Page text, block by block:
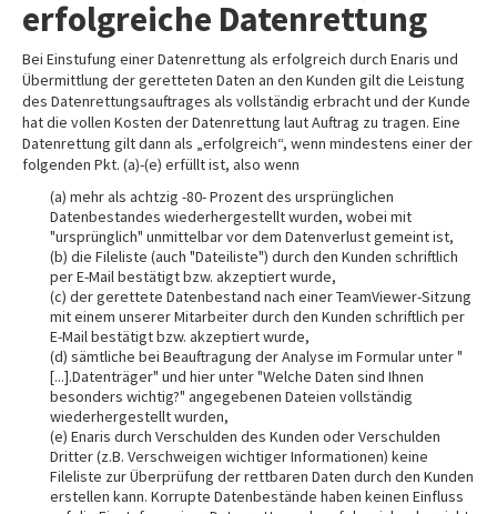
erfolgreiche Datenrettung
Bei Einstufung einer Datenrettung als erfolgreich durch Enaris und
Übermittlung der geretteten Daten an den Kunden gilt die Leistung
des Datenrettungsauftrages als vollständig erbracht und der Kunde
hat die vollen Kosten der Datenrettung laut Auftrag zu tragen. Eine
Datenrettung gilt dann als „erfolgreich“, wenn mindestens einer der
folgenden Pkt. (a)-(e) erfüllt ist, also wenn
(a) mehr als achtzig -80- Prozent des ursprünglichen
Datenbestandes wiederhergestellt wurden, wobei mit
"ursprünglich" unmittelbar vor dem Datenverlust gemeint ist,
(b) die Fileliste (auch "Dateiliste") durch den Kunden schriftlich
per E-Mail bestätigt bzw. akzeptiert wurde,
(c) der gerettete Datenbestand nach einer TeamViewer-Sitzung
mit einem unserer Mitarbeiter durch den Kunden schriftlich per
E-Mail bestätigt bzw. akzeptiert wurde,
(d) sämtliche bei Beauftragung der Analyse im Formular unter "
[...].Datenträger" und hier unter "Welche Daten sind Ihnen
besonders wichtig?" angegebenen Dateien vollständig
wiederhergestellt wurden,
(e) Enaris durch Verschulden des Kunden oder Verschulden
Dritter (z.B. Verschweigen wichtiger Informationen) keine
Fileliste zur Überprüfung der rettbaren Daten durch den Kunden
erstellen kann. Korrupte Datenbestände haben keinen Einfluss